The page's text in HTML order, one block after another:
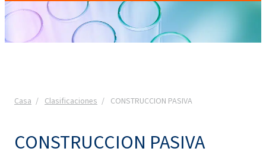
Casa Clasificaciones CONSTRUCCION PASIVA
CONSTRUCCION PASIVA